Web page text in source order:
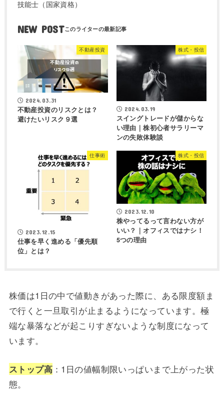
技能士（国家資格）
NEW POST
不動産投資
2024.03.31
不動産投資のリスクとは？
避けたいリスク９選
株式・投信
2024.03.19
スイングトレードが儲からな
い理由｜株初心者サラリーマ
ンの失敗体験談
仕事術
2023.12.15
仕事を早く進める「優先順
位」とは？
株式・投信
2023.12.10
株やってるって言わない方が
いい？｜オフィスではナシ！
5つの理由
株価は1日の中で値動きがあった際に、ある限度額ま
で行くと一旦取引が止まるようになっています。極
端な暴落などが起こりすぎないような制度になって
います。
ストップ高 ：1日の値幅制限いっぱいまで上がった状
態。